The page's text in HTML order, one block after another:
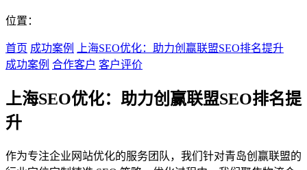
位置：
首页 成功案例
上海SEO优化：助力创赢联盟SEO排名提升
成功案例 合作客户 客户评价
上海SEO优化：助力创赢联盟SEO排名提
升
作为专注企业网站优化的服务团队，我们针对青岛创赢联盟的